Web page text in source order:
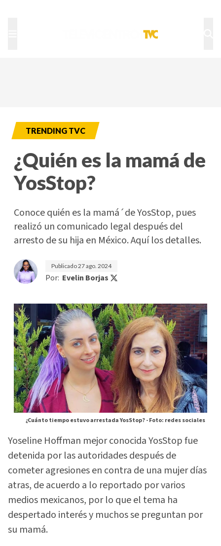
TRENDING TVC
¿Quién es la mamá de
YosStop?
Conoce quién es la mamá´de YosStop, pues
realizó un comunicado legal después del
arresto de su hija en México. Aquí los detalles.
Publicado27 ago. 2024
Por: Evelin Borjas
¿Cuánto tiempo estuvo arrestada YosStop? -Foto: redes sociales
Yoseline Hoffman mejor conocida YosStop fue
detenida por las autoridades después de
cometer agresiones en contra de una mujer días
atras, de acuerdo a lo reportado por varios
medios mexicanos, por lo que el tema ha
despertado interés y muchos se preguntan por
su mamá.